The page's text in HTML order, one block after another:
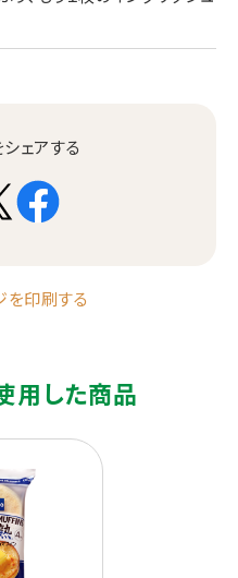
ェアする
を印刷する
用した商品